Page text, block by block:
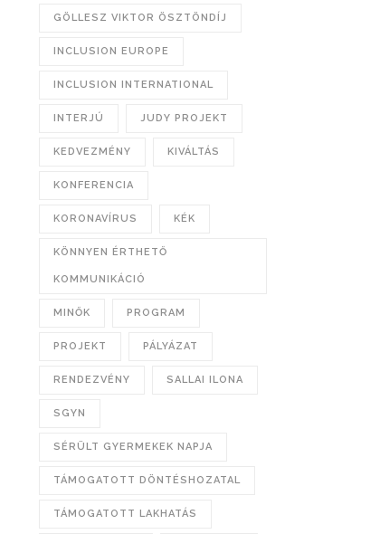
GÖLLESZ VIKTOR ÖSZTÖNDÍJ
INCLUSION EUROPE
INCLUSION INTERNATIONAL
INTERJÚ JUDY PROJEKT
KEDVEZMÉNY KIVÁLTÁS
KONFERENCIA
KORONAVÍRUS KÉK
KÖNNYEN ÉRTHETŐ
KOMMUNIKÁCIÓ
MINŐK PROGRAM
PROJEKT PÁLYÁZAT
RENDEZVÉNY SALLAI ILONA
SGYN
SÉRÜLT GYERMEKEK NAPJA
TÁMOGATOTT DÖNTÉSHOZATAL
TÁMOGATOTT LAKHATÁS